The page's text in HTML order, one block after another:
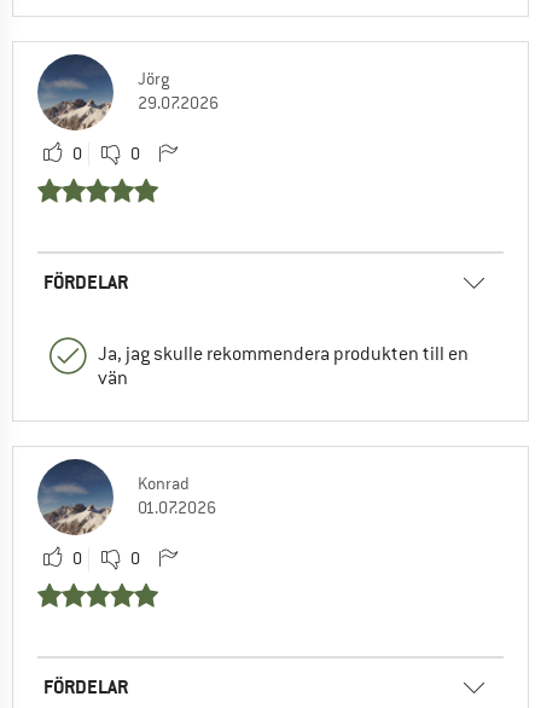
Jörg
29.07.2026
0 0
FÖRDELAR
Ja, jag skulle rekommendera produkten till en
vän
Konrad
01.07.2026
0 0
FÖRDELAR